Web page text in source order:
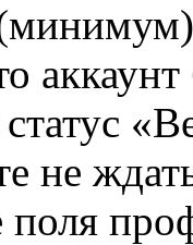
не
поля